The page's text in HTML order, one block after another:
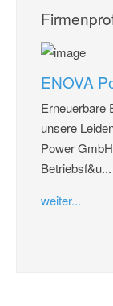
ENOVA
Erneuerbare
unsere
Power
Betriebsf&u...
weiter...